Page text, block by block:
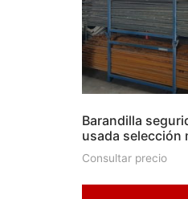
Barandilla
usada selección
Consultar precio